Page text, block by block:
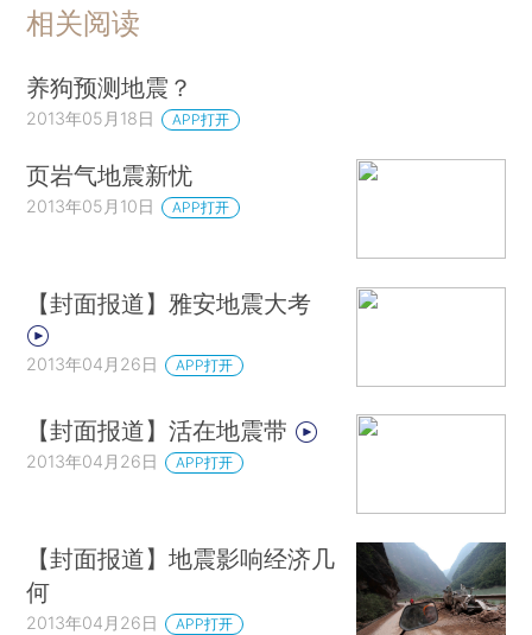
相关阅读
养狗预测地震？
2013年05月18日 APP打开
页岩气地震新忧
2013年05月10日 APP打开
【封面报道】雅安地震大考
2013年04月26日 APP打开
【封面报道】活在地震带
2013年04月26日 APP打开
【封面报道】地震影响经济几
何
2013年04月26日 APP打开